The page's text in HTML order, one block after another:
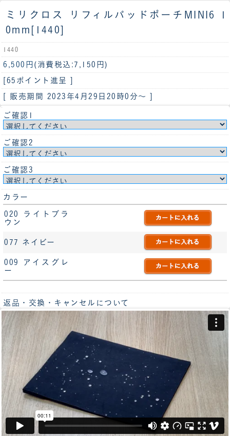
ミリクロス リフィルパッドポーチMINI6 1
0mm[1440]
1440
6,500円 (消費税込:7,150円)
[65ポイント進呈 ]
[ 販売期間 2023年4月29日20時0分 ～ ]
ご確認1
ご確認2
ご確認3
カラー
020 ライトブラ
ウン
077 ネイビー
009 アイスグレ
ー
返品・交換・キャンセルについて